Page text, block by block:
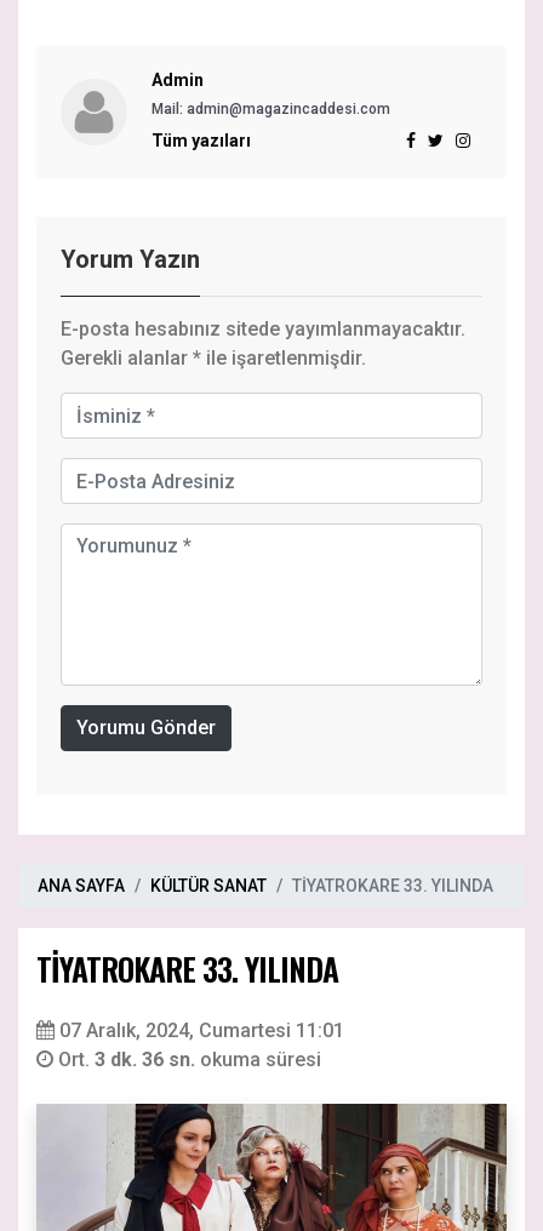
Admin
Mail: admin@magazincaddesi.com
Tüm yazıları
Yorum Yazın
E-posta hesabınız sitede yayımlanmayacaktır.
Gerekli alanlar * ile işaretlenmişdir.
Yorumu Gönder
ANA SAYFA KÜLTÜR SANAT TİYATROKARE 33. YILINDA
TİYATROKARE 33. YILINDA
07 Aralık, 2024, Cumartesi 11:01
Ort. 3 dk. 36 sn. okuma süresi